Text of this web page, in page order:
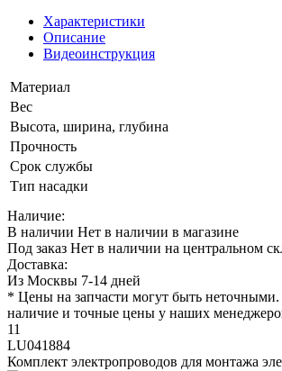
Характеристики
Описание
Видеоинструкция
Материал
Вес
Высота, ширина, глубина
Прочность
Срок службы
Тип насадки
Наличие:
В наличии Нет в наличии в магазине
Под заказ Нет в наличии на центральном
Доставка:
Из Москвы 7-14 дней
* Цены на запчасти могут быть неточными.
наличие и точные цены у наших
11
LU041884
Комплект электропроводов для монтажа